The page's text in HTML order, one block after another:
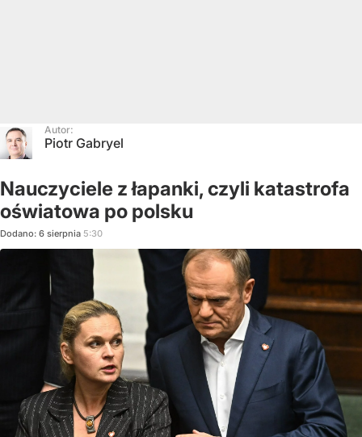
Autor:
Piotr Gabryel
Nauczyciele z łapanki, czyli katastrofa
oświatowa po polsku
Dodano: 6 sierpnia 5:30